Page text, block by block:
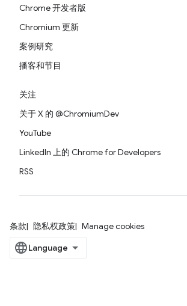
Chrome 开发者版
Chromium 更新
案例研究
播客和节目
关注
关于 X 的 @ChromiumDev
YouTube
LinkedIn 上的 Chrome for Developers
RSS
条款 隐私权政策 Manage cookies